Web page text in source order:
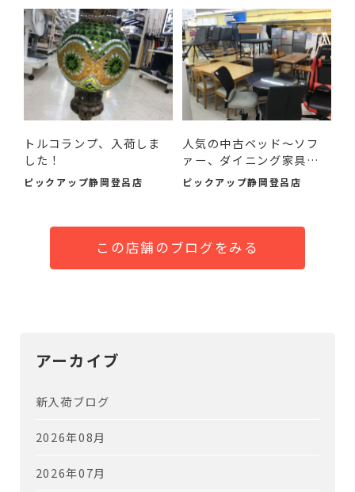
トルコランプ、入荷しま
した！
ピックアップ静岡登呂店
人気の中古ベッド～ソフ
ァー、ダイニング家具ま
で...
ピックアップ静岡登呂店
この店舗のブログをみる
アーカイブ
新入荷ブログ
2026年08月
2026年07月